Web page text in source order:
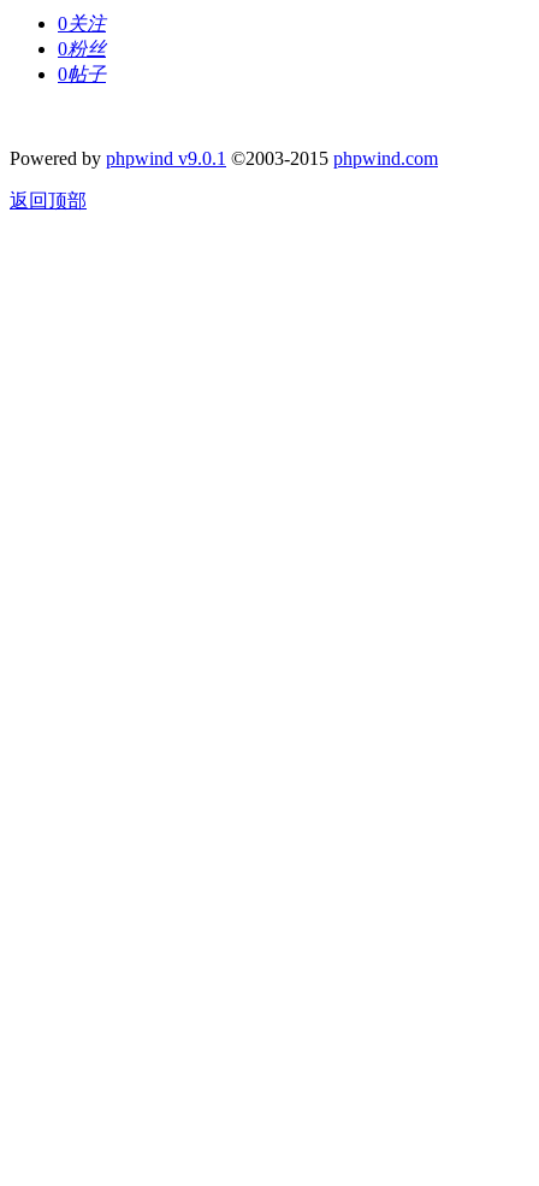
0关注
0粉丝
0帖子
Powered by phpwind v9.0.1 ©2003-2015 phpwind.com
返回顶部